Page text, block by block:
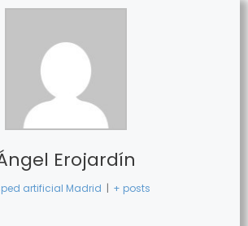
Erojardín
artificial Madrid | + posts